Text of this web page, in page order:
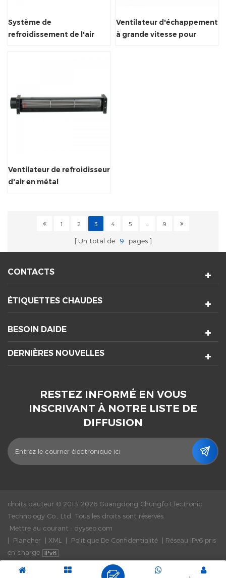
Système de
refroidissement de l'air
Ventilateur d'échappement
à grande vitesse pour
Ventilateur de refroidisseur
d'air en métal
1 2 3 4 5 9
Un total de 9 pages
CONTACTS
ÉTIQUETTES CHAUDES
BESOIN DAIDE
DERNIÈRES NOUVELLES
RESTEZ INFORMÉ EN VOUS
INSCRIVANT À NOTRE LISTE DE
DIFFUSION
droits dauteur © 2013-2026 Guangdong Chungfo Electronic
Technology Co., Ltd. Tous les droits sont réservés.
Mettre au courant : dyyseo.com
|
Plancher | XML | Politique De Confidentialité | Réseau IPv6 pris
en charge